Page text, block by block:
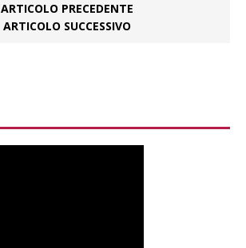
ARTICOLO PRECEDENTE
ARTICOLO SUCCESSIVO